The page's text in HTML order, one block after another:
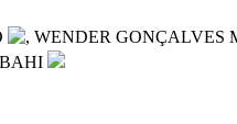
, WENDER GONÇALVES